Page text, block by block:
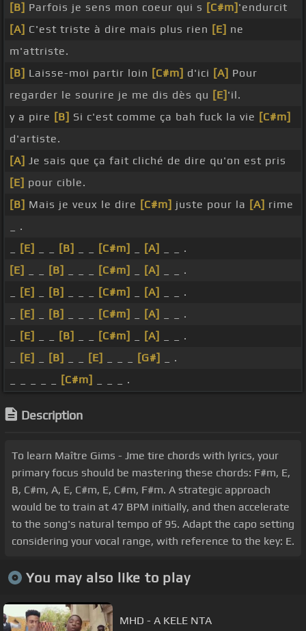
[B] Parfois je sens mon coeur qui s [C#m] 'endurcit
[A] C'est triste à dire mais plus rien [E] ne
m'attriste.
[B] Laisse-moi partir loin [C#m] d'ici [A] Pour
regarder le sourire je me dis dès qu [E] 'il.
y a pire [B] Si c'est comme ça bah fuck la vie [C#m]
d'artiste.
[A] Je sais que ça fait cliché de dire qu'on est pris
[E] pour cible.
[B] Mais je veux le dire [C#m] juste pour la [A] rime
_ .
[E] [B] [C#m] [A]
_ _ .
[E]
[B] [C#m] [A]
_ _ .
[E] [B] [C#m] [A]
_ _ .
[E] [B] [C#m] [A]
_ _ .
[E] [B] [C#m] [A]
_ _ .
[E] [B] [E] [G#]
_ .
[C#m] _ _ _ .
Description
To learn Maître Gims - Jme tire chords with lyrics, your
primary focus should be mastering these chords: F#m, E,
B, C#m, A, E, C#m, E, C#m, F#m. A strategic approach
would be to train at 47 BPM initially, and then accelerate
to the song's natural tempo of 95. Adapt the capo setting
considering your vocal range, with reference to the key: E.
You may also like to play
MHD - A KELE NTA